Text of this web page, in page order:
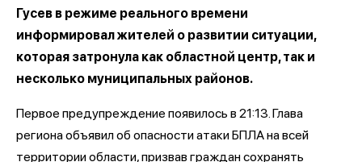
Гусев в режиме реального времени
информировал жителей о развитии ситуации,
которая затронула как областной центр, так и
несколько муниципальных районов.
Первое предупреждение появилось в 21:13. Глава
региона объявил об опасности атаки БПЛА на всей
территории области, призвав граждан сохранять